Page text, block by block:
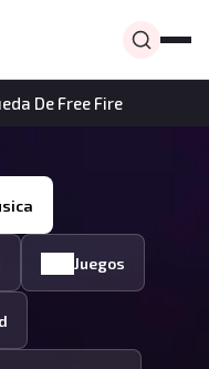
De Free Fire
Juegos